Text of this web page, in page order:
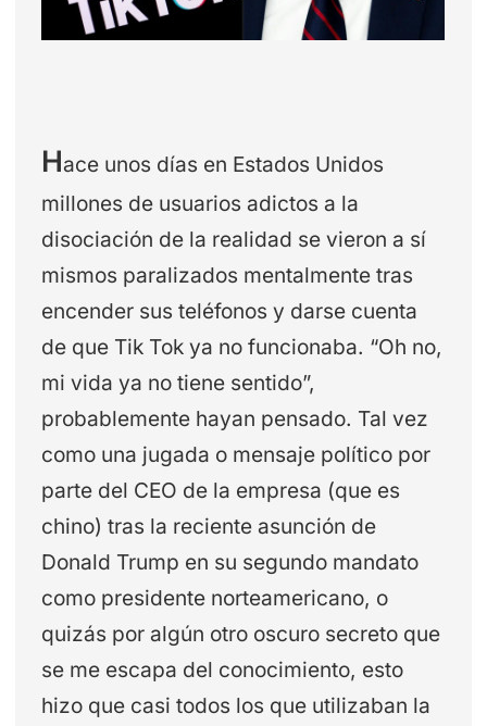
Hace unos días en Estados Unidos
millones de usuarios adictos a la
disociación de la realidad se vieron a sí
mismos paralizados mentalmente tras
encender sus teléfonos y darse cuenta
de que Tik Tok ya no funcionaba. “Oh no,
mi vida ya no tiene sentido”,
probablemente hayan pensado. Tal vez
como una jugada o mensaje político por
parte del CEO de la empresa (que es
chino) tras la reciente asunción de
Donald Trump en su segundo mandato
como presidente norteamericano, o
quizás por algún otro oscuro secreto que
se me escapa del conocimiento, esto
hizo que casi todos los que utilizaban la